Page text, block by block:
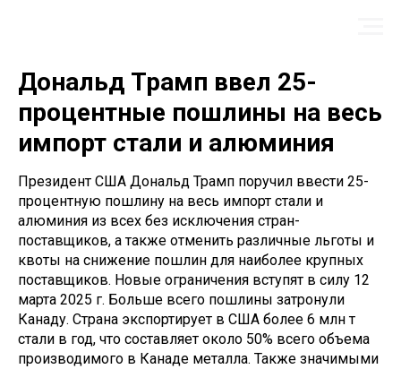
Дональд Трамп ввел 25-
процентные пошлины на весь
импорт стали и алюминия
Президент США Дональд Трамп поручил ввести 25-
процентную пошлину на весь импорт стали и
алюминия из всех без исключения стран-
поставщиков, а также отменить различные льготы и
квоты на снижение пошлин для наиболее крупных
поставщиков. Новые ограничения вступят в силу 12
марта 2025 г. Больше всего пошлины затронули
Канаду. Страна экспортирует в США более 6 млн т
стали в год, что составляет около 50% всего объема
производимого в Канаде металла. Также значимыми